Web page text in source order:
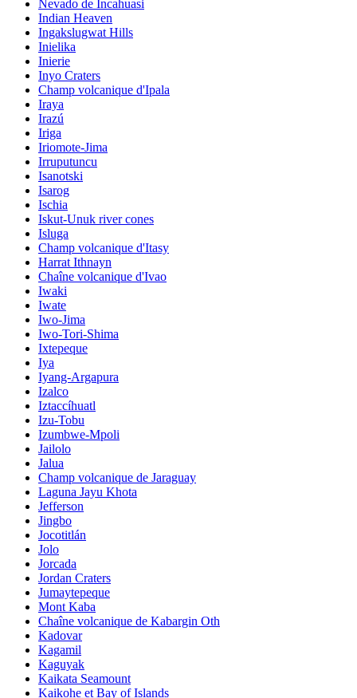
Nevado de Incahuasi
Indian Heaven
Ingakslugwat Hills
Inielika
Inierie
Inyo Craters
Champ volcanique d'Ipala
Iraya
Irazú
Iriga
Iriomote-Jima
Irruputuncu
Isanotski
Isarog
Ischia
Iskut-Unuk river cones
Isluga
Champ volcanique d'Itasy
Harrat Ithnayn
Chaîne volcanique d'Ivao
Iwaki
Iwate
Iwo-Jima
Iwo-Tori-Shima
Ixtepeque
Iya
Iyang-Argapura
Izalco
Iztaccíhuatl
Izu-Tobu
Izumbwe-Mpoli
Jailolo
Jalua
Champ volcanique de Jaraguay
Laguna Jayu Khota
Jefferson
Jingbo
Jocotitlán
Jolo
Jorcada
Jordan Craters
Jumaytepeque
Mont Kaba
Chaîne volcanique de Kabargin Oth
Kadovar
Kagamil
Kaguyak
Kaikata Seamount
Kaikohe et Bay of Islands